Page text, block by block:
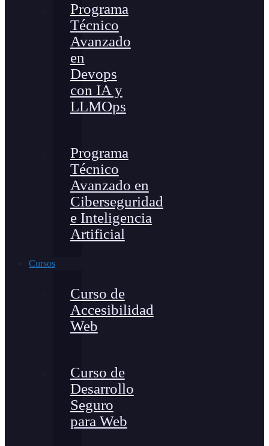
Programa
Técnico
Avanzado
en
Devops
con IA y
LLMOps
Programa
Técnico
Avanzado en
Ciberseguridad
e Inteligencia
Artificial
Cursos
Curso de
Accesibilidad
Web
Curso de
Desarrollo
Seguro
para Web